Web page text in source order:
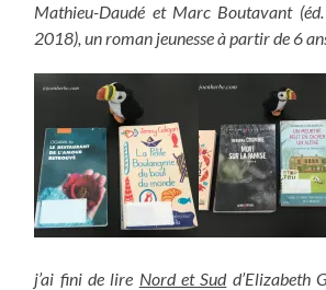
Mathieu-Daudé et Marc Boutavant (éd.
2018), un roman jeunesse à partir de 6
j’ai fini de lire Nord et Sudd’Elizabeth